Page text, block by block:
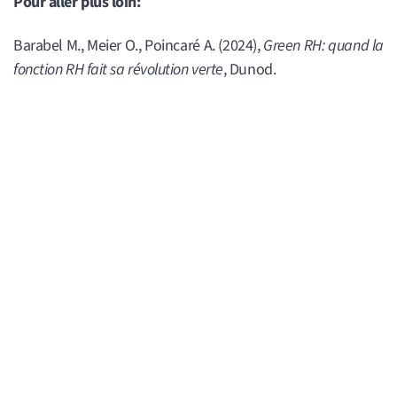
Barabel M., Meier O., Poincaré A. (2024),Green RH: quand la
fonction RH fait sa révolution verte, Dunod.